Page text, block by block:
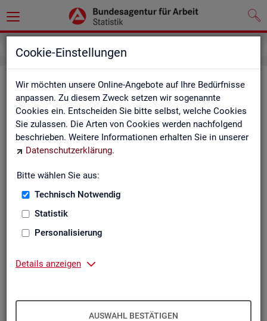
Cookie-Einstellungen
Wir möchten unsere Online-Angebote auf Ihre Bedürfnisse
anpassen. Zu diesem Zweck setzen wir sogenannte
Cookies ein. Entscheiden Sie bitte selbst, welche Cookies
Sie zulassen. Die Arten von Cookies werden nachfolgend
beschrieben. Weitere Informationen erhalten Sie in unserer
Datenschutzerklärung.
Bitte wählen Sie aus:
Technisch Notwendig
Statistik
Personalisierung
Details anzeigen
AUSWAHL BESTÄTIGEN
Wei­te­re Sta­tis­tik­an­ge­bo­te
Hier er­hal­ten Sie eine Aus­wahl wei­te­rer Sta­tis­tik­an­ge­bo­te an­
de­rer In­sti­tu­tio­nen: